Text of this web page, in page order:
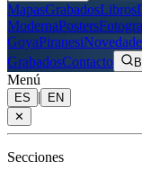
MapasGrabadosLibros
ModernaPosters
GoyaPiranesi
GrabadosContacto
Menú
ES |
EN
✕
Secciones